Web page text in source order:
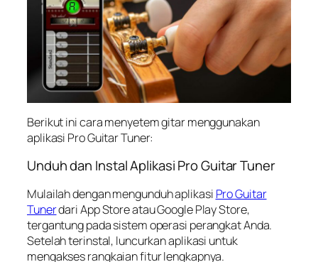
Berikut ini cara menyetem gitar menggunakan
aplikasi Pro Guitar Tuner:
Unduh dan Instal Aplikasi Pro Guitar Tuner
Mulailah dengan mengunduh aplikasi Pro Guitar
Tunerdari App Store atau Google Play Store,
tergantung pada sistem operasi perangkat Anda.
Setelah terinstal, luncurkan aplikasi untuk
mengakses rangkaian fitur lengkapnya.